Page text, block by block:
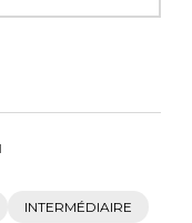
INTERMÉDIAIRE